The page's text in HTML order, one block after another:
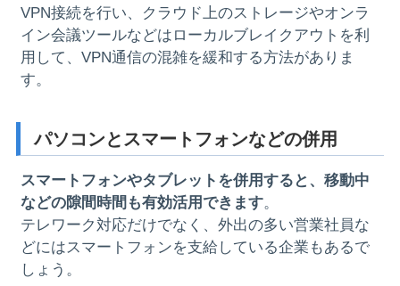
VPN接続を行い、クラウド上のストレージやオンラ
イン会議ツールなどはローカルブレイクアウトを利
用して、VPN通信の混雑を緩和する方法がありま
す。
パソコンとスマートフォンなどの併用
スマートフォンやタブレットを併用すると、移動中
などの隙間時間も有効活用できます。
テレワーク対応だけでなく、外出の多い営業社員な
どにはスマートフォンを支給している企業もあるで
しょう。